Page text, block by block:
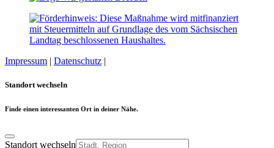
Impressum | Datenschutz |
Standort wechseln
Finde einen interessanten Ort in deiner Nähe.
Standort wechseln